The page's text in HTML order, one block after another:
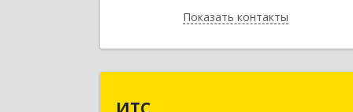
Показать контакты
Назад